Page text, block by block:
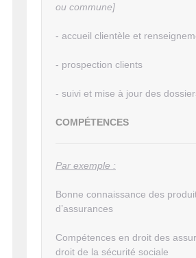
ou commune]
- accueil clientèle et
- prospection clients
- suivi et mise à jour des
COMPÉTENCES
Par exemple :
Bonne connaissance des
d’assurances
Compétences en droit des
droit de la sécurité sociale